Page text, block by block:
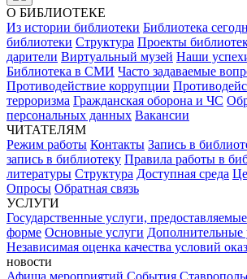
О БИБЛИОТЕКЕ
Из истории библиотеки Библиотека
библиотеки Структура Проекты
дарители Виртуальный музей Наши
Библиотека в СМИ Часто задаваемые
Противодействие коррупции
терроризма Гражданская оборона и ЧС
персональных данных Вакансии
ЧИТАТЕЛЯМ
Режим работы Контакты Запись в
запись в библиотеку Правила работы в
литературы Структура Доступная среда
Опросы Обратная связь
УСЛУГИ
Государственные услуги,
форме Основные услуги Дополнительные
Независимая оценка качества условий
новости
Афиша мероприятий События